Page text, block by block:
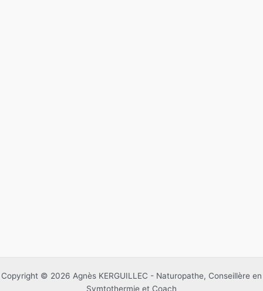
Copyright © 2026 Agnès KERGUILLEC - Naturopathe, Conseillère en
Symtothermie et Coach